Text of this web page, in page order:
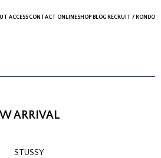
ACCESSCONTACT ONLINESHOP BLOG RECRUIT / RONDO
ARRIVAL
STUSSY